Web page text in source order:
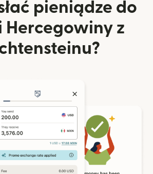
pieniądze do
Hercegowiny z